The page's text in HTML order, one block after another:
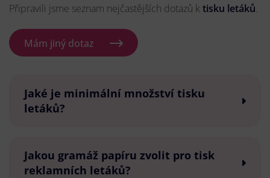
Připravili jsme seznam nejčastějších dotazů k tisku letáků.
Mám jiný dotaz
Jaké je minimální množství tisku
letáků?
Jakou gramáž papíru zvolit pro tisk
reklamních letáků?